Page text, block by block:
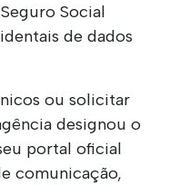
Social
de dados
ou solicitar
designou o
portal oficial
comunicação,